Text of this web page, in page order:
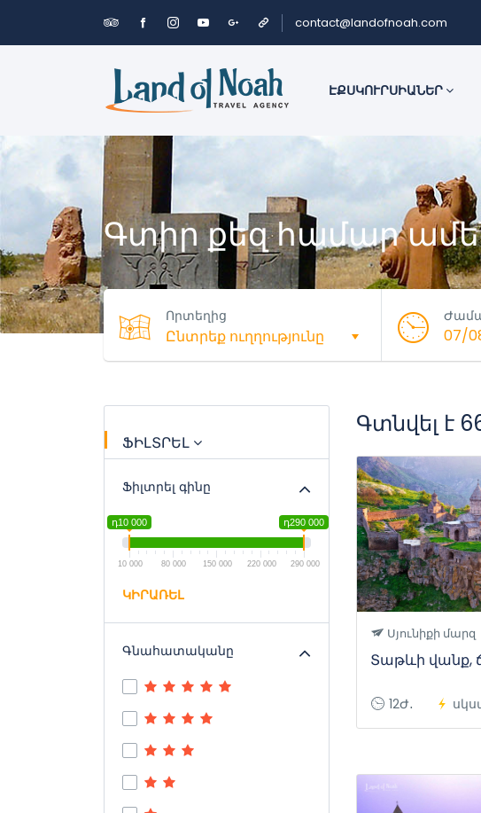
contact@landofnoah.com
ԷՔՍԿՈՒՐՍԻԱՆԵՐ
Գտիր քեզ համար
Որտեղից
07/
ՖԻԼՏՐԵԼ
Ֆիլտրել գինը
դ10 000 դ290 000
10 000 80 000 150 000 220 000 290 000
ԿԻՐԱՌԵԼ
Գնահատականը
Գտնվել է
Սյունիքի մարզ
Տաթևի վանք,
12Ժ․